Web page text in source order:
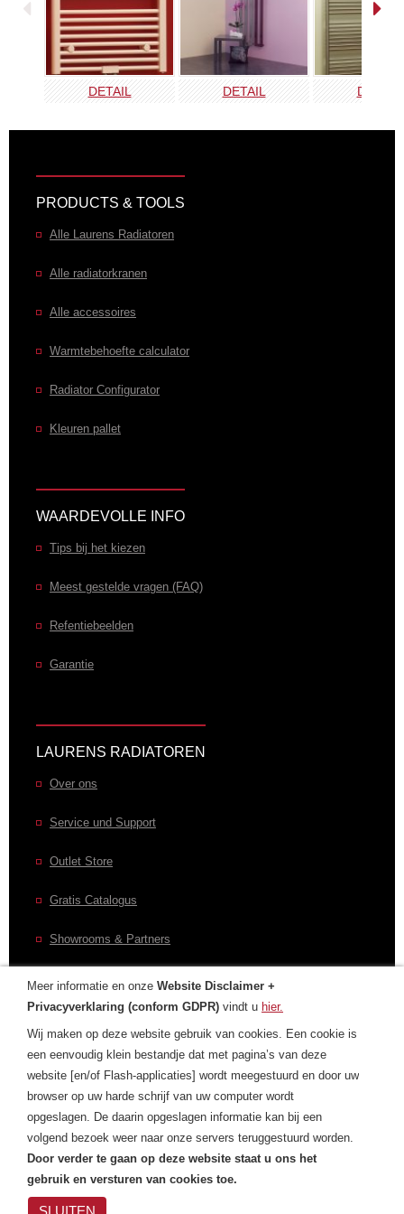
DETAIL DETAIL DETAIL
PRODUCTS & TOOLS
Alle Laurens Radiatoren
Alle radiatorkranen
Alle accessoires
Warmtebehoefte calculator
Radiator Configurator
Kleuren pallet
WAARDEVOLLE INFO
Tips bij het kiezen
Meest gestelde vragen (FAQ)
Refentiebeelden
Garantie
LAURENS RADIATOREN
Over ons
Service und Support
Outlet Store
Gratis Catalogus
Showrooms & Partners
CONTACT
Contactformulier
Laurens Internationaal
Privacyverklaring
Privacyverklaring
Meer informatie en onze Website Disclaimer +
Privacyverklaring (conform GDPR) vindt u hier.
Wij maken op deze website gebruik van cookies. Een cookie is
een eenvoudig klein bestandje dat met pagina’s van deze
website [en/of Flash-applicaties] wordt meegestuurd en door uw
browser op uw harde schrijf van uw computer wordt
opgeslagen. De daarin opgeslagen informatie kan bij een
volgend bezoek weer naar onze servers teruggestuurd worden.
Door verder te gaan op deze website staat u ons het
gebruik en versturen van cookies toe.
SLUITEN